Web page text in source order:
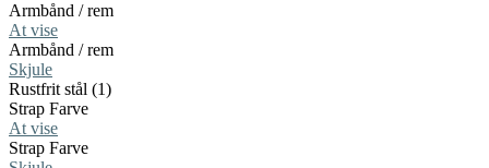
Armbånd / rem
At vise
Armbånd / rem
Skjule
Rustfrit stål (1)
Strap Farve
At vise
Strap Farve